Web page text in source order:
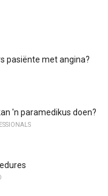
pasiënte met angina?
'n paramedikus doen?